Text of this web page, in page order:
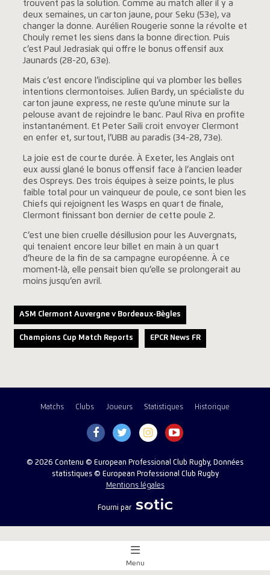
trouvent pas la solution. Comme au match aller il y a
deux semaines, un carton jaune, pour Seku (53e), va
changer la donne. Aurélien Rougerie sonne la révolte et
Chouly remet les siens dans la bonne direction. Puis
c’est Paul Jedrasiak qui offre le bonus offensif aux
Jaunards (28-20, 63e).
Mais c’est encore l’indiscipline qui va plomber les belles
intentions clermontoises. Julien Bardy, un spécialiste du
carton jaune express, ne reste qu’une minute sur la
pelouse avant de rejoindre le banc. Paul Riva en profite
instantanément. Et Peter Saili croit envoyer Clermont
en enfer et, surtout, l’UBB au paradis (34-28, 73e).
La joie est de courte durée. À Exeter, les Anglais ont
eux aussi glané le bonus offensif face à l’ancien leader
des Ospreys. Des trois équipes à seize points, le plus
faible total pour un vainqueur de poule, ce sont bien les
Chiefs qui rejoignent les Wasps en quart de finale,
Clermont finissant bon dernier de cette poule 2.
C’est une bien cruelle désillusion pour les Auvergnats,
qui tenaient encore leur billet en main à un quart
d’heure de la fin de sa campagne européenne. À ce
moment-là, elle pensait bien qu’elle se prolongerait au
moins jusqu’en avril.
ASM Clermont Auvergne v Bordeaux-Bègles
Champions Cup Match Reports EPCR News FR
Matchs Clubs Joueurs Statistiques Historique
© 2026 Contenu © European Professional Club Rugby, Données
statistiques © European Professional Club Rugby
Mentions légales
Fourni par
Aperçu
Menu